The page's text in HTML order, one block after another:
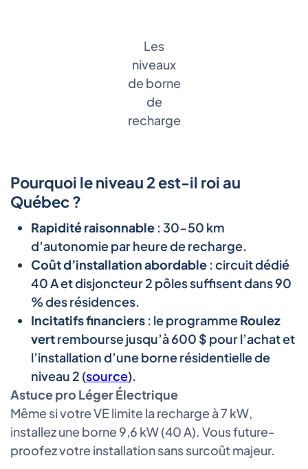
Les
niveaux
de borne
de
recharge
Pourquoi le niveau 2 est-il roi au
Québec ?
Rapidité raisonnable : 30-50 km
d’autonomie par heure de recharge.
Coût d’installation abordable : circuit dédié
40 A et disjoncteur 2 pôles suffisent dans 90
% des résidences.
Incitatifs financiers : le programmeRoulez
vertrembourse jusqu’à 600 $ pour l’achat et
l’installation d’une borne résidentielle de
niveau 2 (source).
Astuce pro Léger Électrique
Même si votre VE limite la recharge à 7 kW,
installez une borne 9,6 kW (40 A). Vous future-
proofez votre installation sans surcoût majeur.